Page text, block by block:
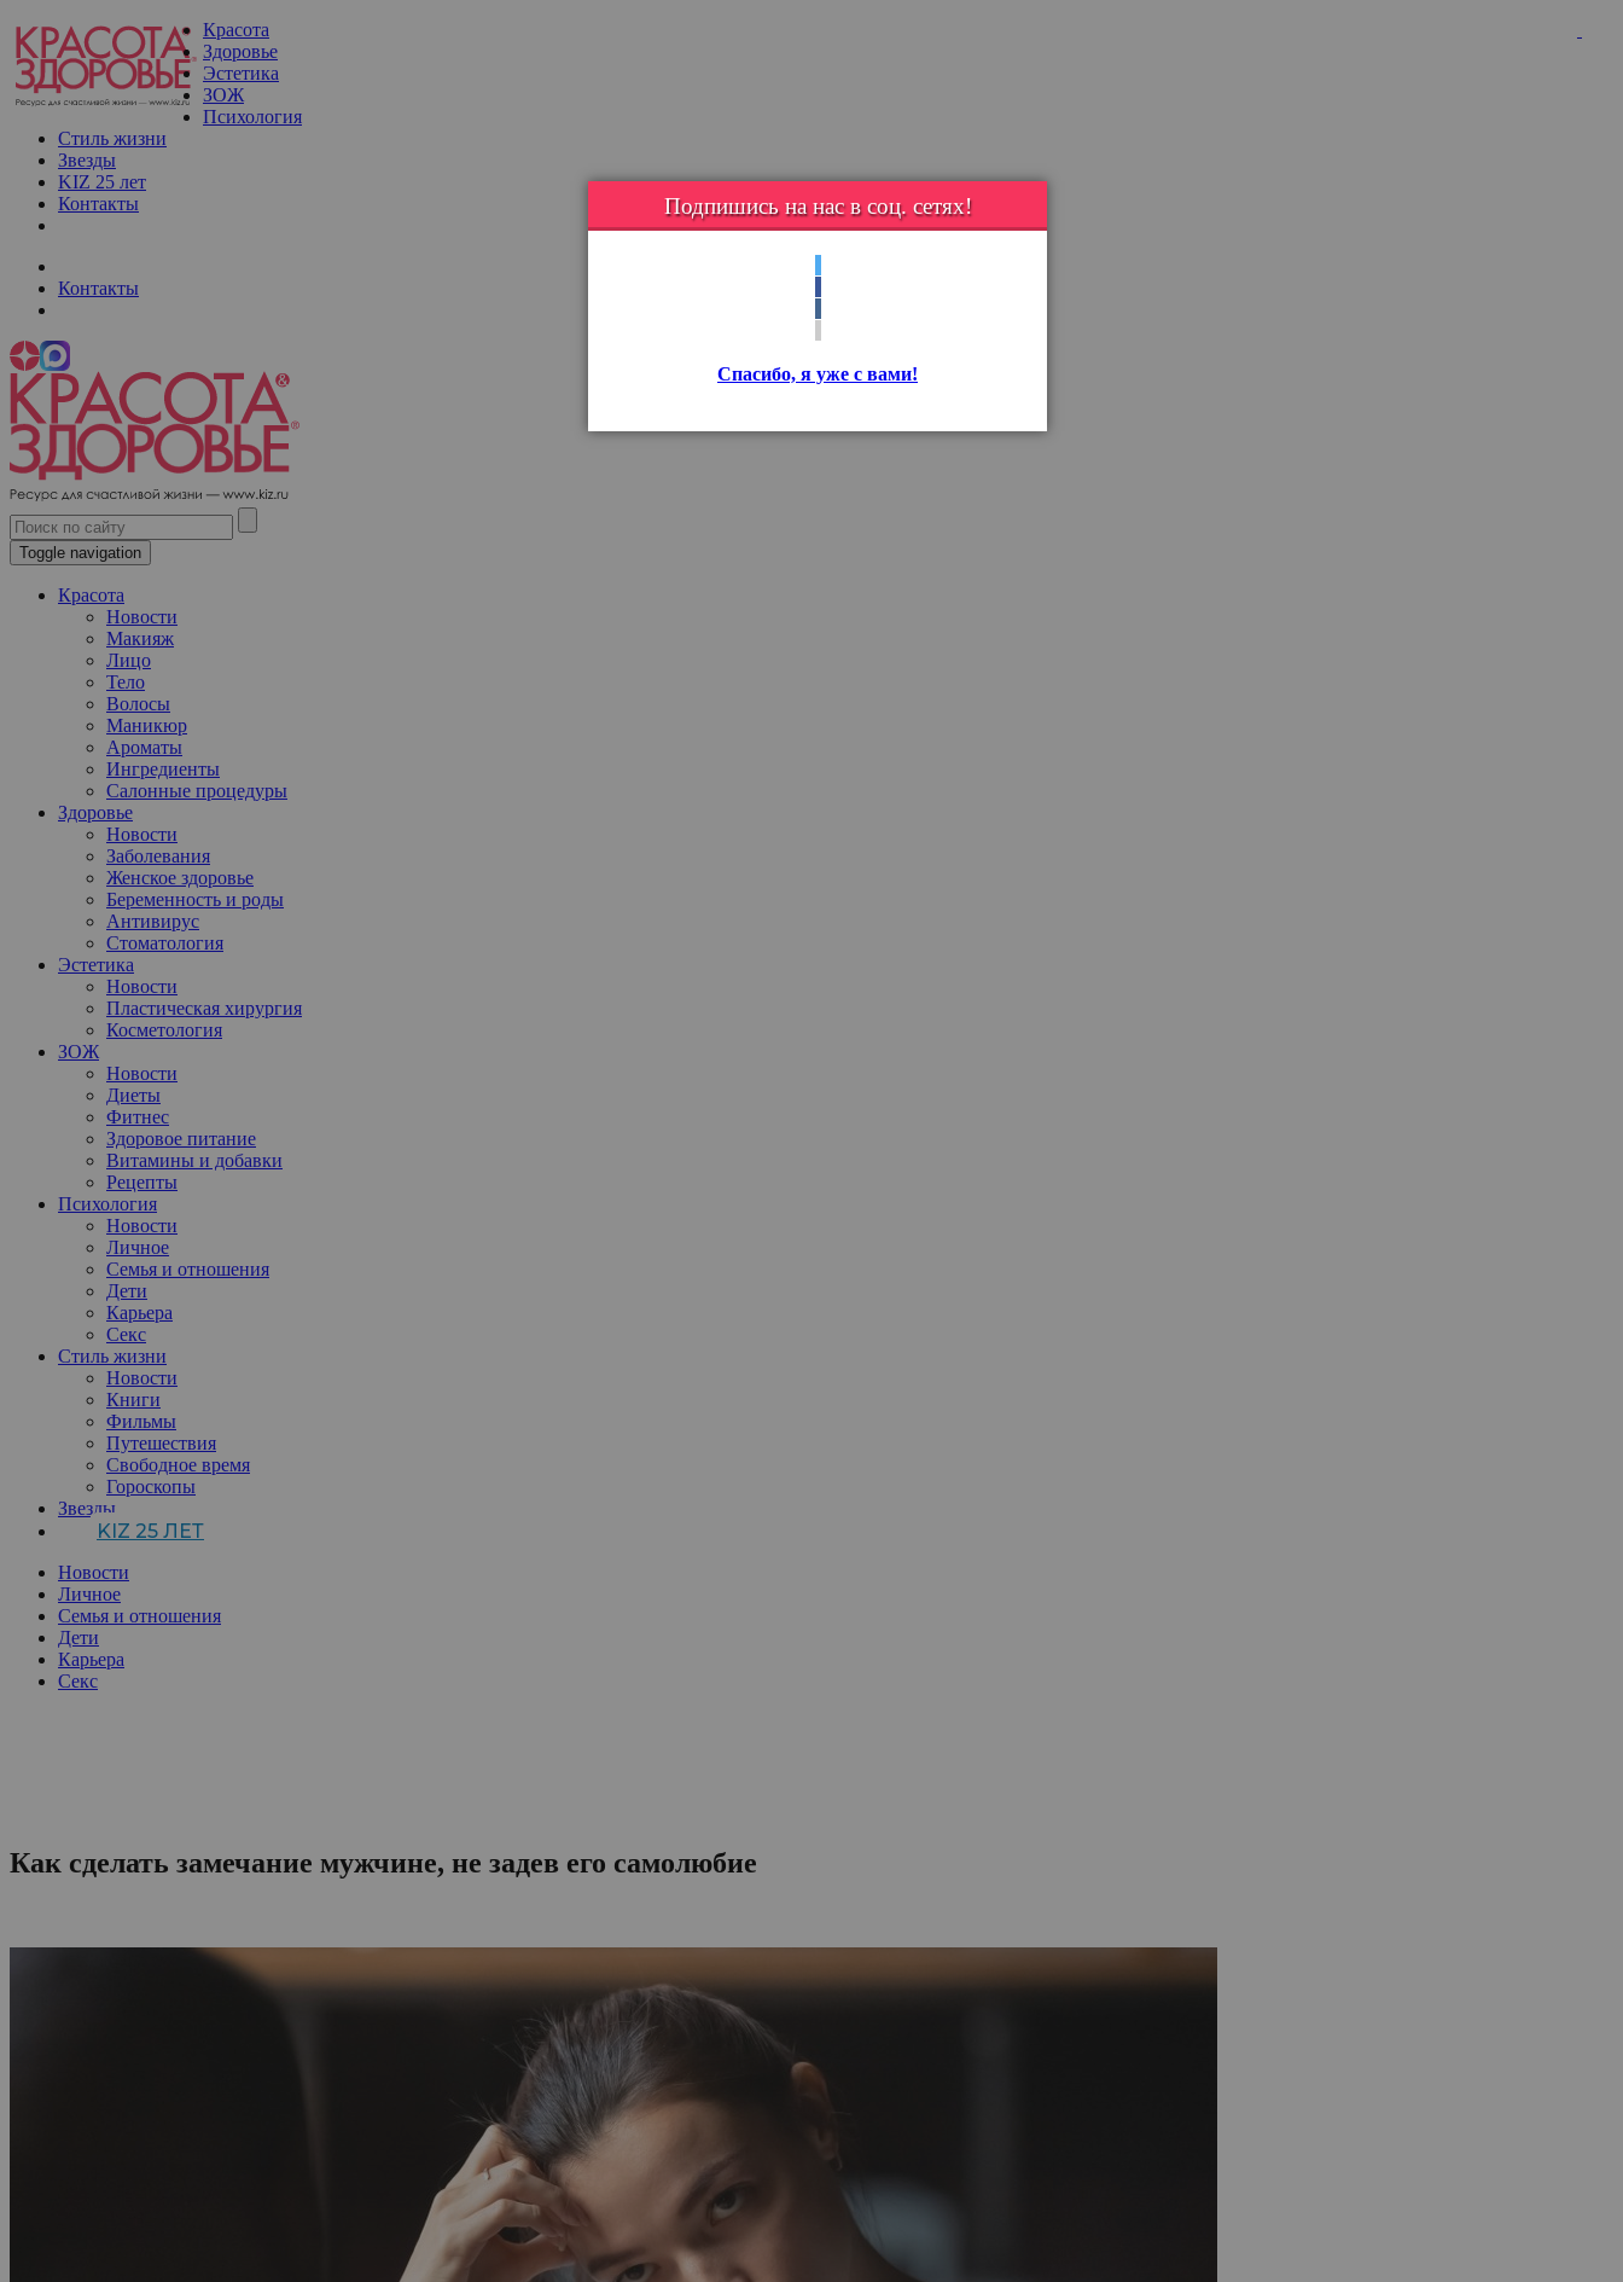
Красота
Здоровье
Эстетика
ЗОЖ
Психология
Стиль жизни
Звезды
KIZ 25 лет
Контакты
Контакты
Toggle navigation
Красота
Новости
Макияж
Лицо
Тело
Волосы
Маникюр
Ароматы
Ингредиенты
Салонные процедуры
Здоровье
Новости
Заболевания
Женское здоровье
Беременность и роды
Антивирус
Стоматология
Эстетика
Новости
Пластическая хирургия
Косметология
ЗОЖ
Новости
Диеты
Фитнес
Здоровое питание
Витамины и добавки
Рецепты
Психология
Новости
Личное
Семья и отношения
Дети
Карьера
Секс
Стиль жизни
Новости
Книги
Фильмы
Путешествия
Свободное время
Гороскопы
Звезды
KIZ 25 ЛЕТ
Новости
Личное
Семья и отношения
Дети
Карьера
Секс
Подпишись на нас в соц. сетях!
Спасибо, я уже с вами!
Как сделать замечание мужчине, не задев его самолюбие